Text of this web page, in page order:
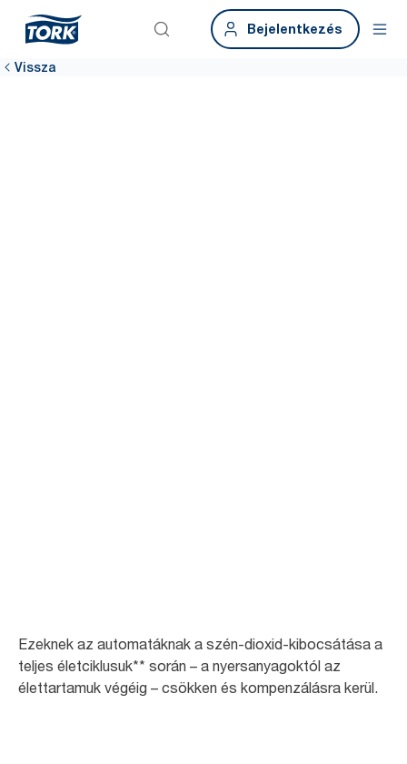
Bejelentkezés
Vissza
Ezeknek az automatáknak a szén-dioxid-kibocsátása a
teljes életciklusuk** során – a nyersanyagoktól az
élettartamuk végéig – csökken és kompenzálásra kerül.